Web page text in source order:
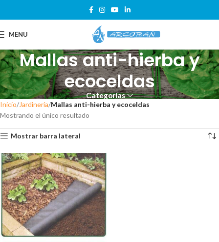
MENU
Mallas anti-hierba y
ecoceldas
Categorías
Inicio Jardinería Mallas anti-hierba y ecoceldas
Mostrando el único resultado
Mostrar barra lateral